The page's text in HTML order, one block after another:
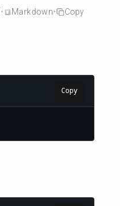
• Markdown• Copy
Copy